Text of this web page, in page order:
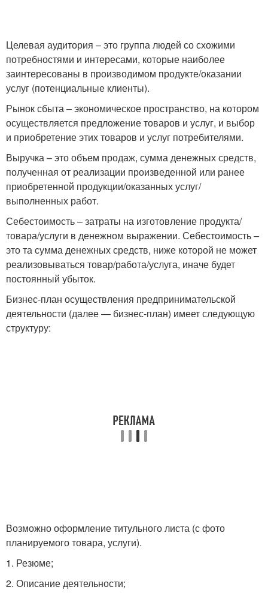
Целевая аудитория – это группа людей со схожими
потребностями и интересами, которые наиболее
заинтересованы в производимом продукте/оказании
услуг (потенциальные клиенты).
Рынок сбыта – экономическое пространство, на котором
осуществляется предложение товаров и услуг, и выбор
и приобретение этих товаров и услуг потребителями.
Выручка – это объем продаж, сумма денежных средств,
полученная от реализации произведенной или ранее
приобретенной продукции/оказанных услуг/
выполненных работ.
Себестоимость – затраты на изготовление продукта/
товара/услуги в денежном выражении. Себестоимость –
это та сумма денежных средств, ниже которой не может
реализовываться товар/работа/услуга, иначе будет
постоянный убыток.
Бизнес-план осуществления предпринимательской
деятельности (далее — бизнес-план) имеет следующую
структуру:
Возможно оформление титульного листа (с фото
планируемого товара, услуги).
1. Резюме;
2. Описание деятельности;